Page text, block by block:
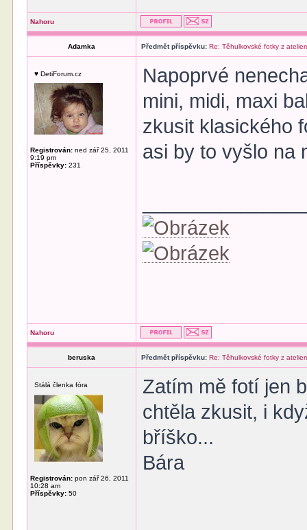
Nahoru
Adamka Předmět příspěvku: Re: Těhulkovské fotky z
♥ DetiForum.cz
Registrován: ned zář 25, 2011
9:19 pm
Příspěvky: 231
Napoprvé
mini, midi, maxi
zkusit klasického
asi by to vyšlo na
Nahoru
beruska Předmět příspěvku: Re: Těhulkovské fotky z
Stálá členka fóra
Registrován: pon zář 26, 2011
10:28 am
Příspěvky: 50
Zatím mě fotí jen
chtěla zkusit, i
bříško...
Bára